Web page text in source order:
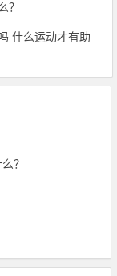
？
什么运动才有助
？